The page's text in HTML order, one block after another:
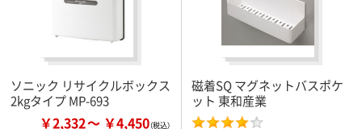
ソニック リサイクルボックス
2kgタイプ MP-693
￥2,332 ￥4,450
磁着SQ マグネットバスポケ
ット 東和産業